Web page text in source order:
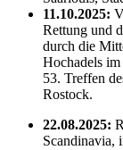
11.10.2025:
Rettung und
durch die
Hochadels
53. Treffen
Rostock.
22.08.2025:
Scandinavia,